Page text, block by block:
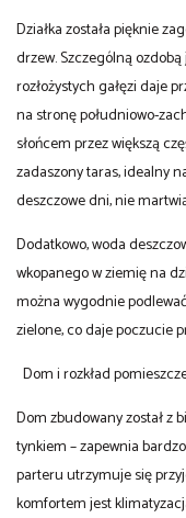
Działka została pięknie
drzew. Szczególną
rozłożystych gałęzi daje
na stronę południowo-
słońcem przez większą
zadaszony taras, idealny
deszczowe dni, nie
Dodatkowo, woda
wkopanego w ziemię na
można wygodnie
zielone, co daje poczucie
Dom i rozkład
Dom zbudowany został z
tynkiem – zapewnia
parteru utrzymuje się
komfortem jest